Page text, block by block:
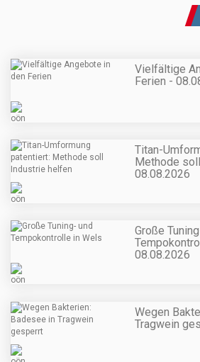
Vielfältige
Ferien -
Titan-
Methode
08.08.2026
Große
08.08.2026
Wegen
Tragwein